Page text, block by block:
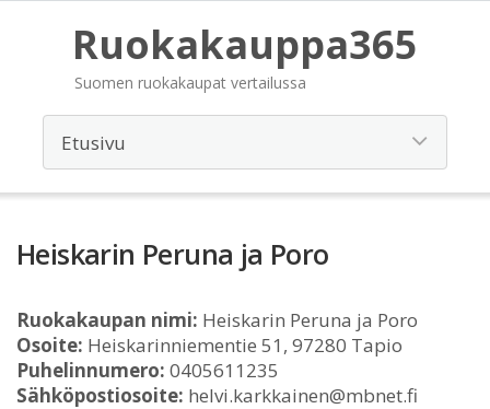
Ruokakauppa365
Suomen ruokakaupat vertailussa
Heiskarin Peruna ja Poro
Ruokakaupan nimi: Heiskarin Peruna ja Poro
Osoite: Heiskarinniementie 51, 97280 Tapio
Puhelinnumero: 0405611235
Sähköpostiosoite: helvi.karkkainen@mbnet.fi